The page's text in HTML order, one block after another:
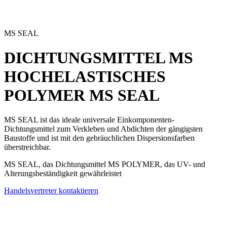
MS SEAL
DICHTUNGSMITTEL MS
HOCHELASTISCHES
POLYMER MS SEAL
MS SEAL ist das ideale universale Einkomponenten-
Dichtungsmittel zum Verkleben und Abdichten der gängigsten
Baustoffe und ist mit den gebräuchlichen Dispersionsfarben
überstreichbar.
MS SEAL, das Dichtungsmittel MS POLYMER, das UV- und
Alterungsbeständigkeit gewährleistet
Handelsvertreter kontaktieren